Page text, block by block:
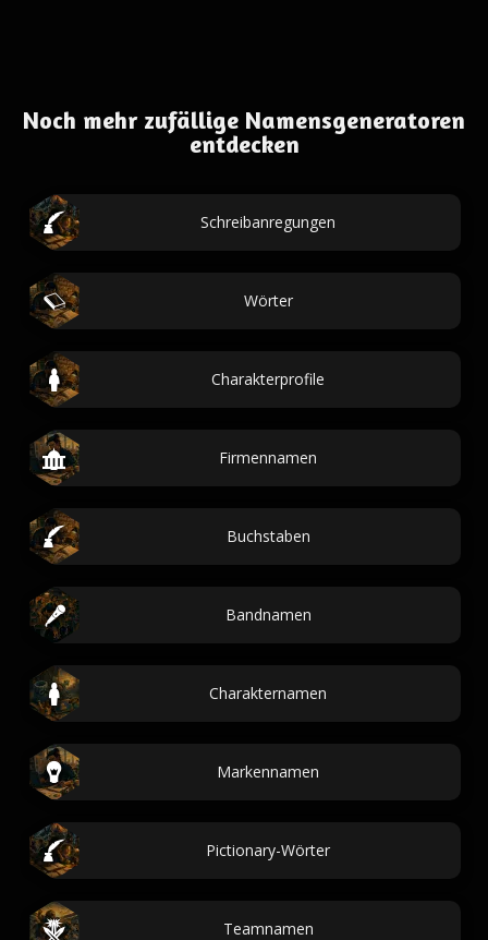
Noch mehr zufällige Namensgeneratoren
entdecken
Schreibanregungen
Wörter
Charakterprofile
Firmennamen
Buchstaben
Bandnamen
Charakternamen
Markennamen
Pictionary-Wörter
Teamnamen